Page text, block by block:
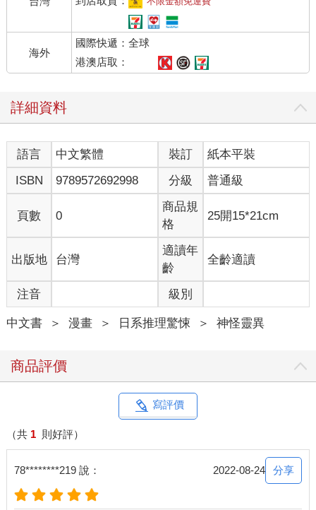
海外
國際快遞：全球
港澳店取：
詳細資料
語言 中文繁體 裝訂
紙本平裝
ISBN
9789572692998 分級 普通級
頁數 0
商品規
格
25開15*21cm
出版地 台灣
適讀年
齡
全齡適讀
注音 級別
中文書 ＞ 漫畫 ＞ 日系推理驚悚 ＞ 神怪靈異
商品評價
寫評價
（共 1 則好評）
78********219 說： 2022-08-24 分享